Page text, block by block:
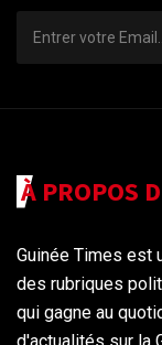
À PROPOS
Guinée Times est
des rubriques
qui gagne au
d'actualités sur la